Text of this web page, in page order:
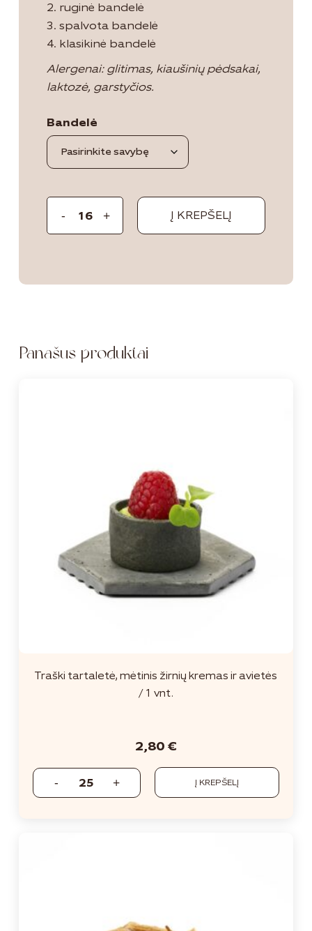
2. ruginė bandelė
3. spalvota bandelė
4. klasikinė bandelė
Alergenai: glitimas, kiaušinių pėdsakai,
laktozė, garstyčios.
Bandelė
Į KREPŠELĮ
Panašūs produktai
Traški tartaletė, mėtinis žirnių kremas ir avietės
/ 1 vnt.
Į KREPŠELĮ
2,80 €